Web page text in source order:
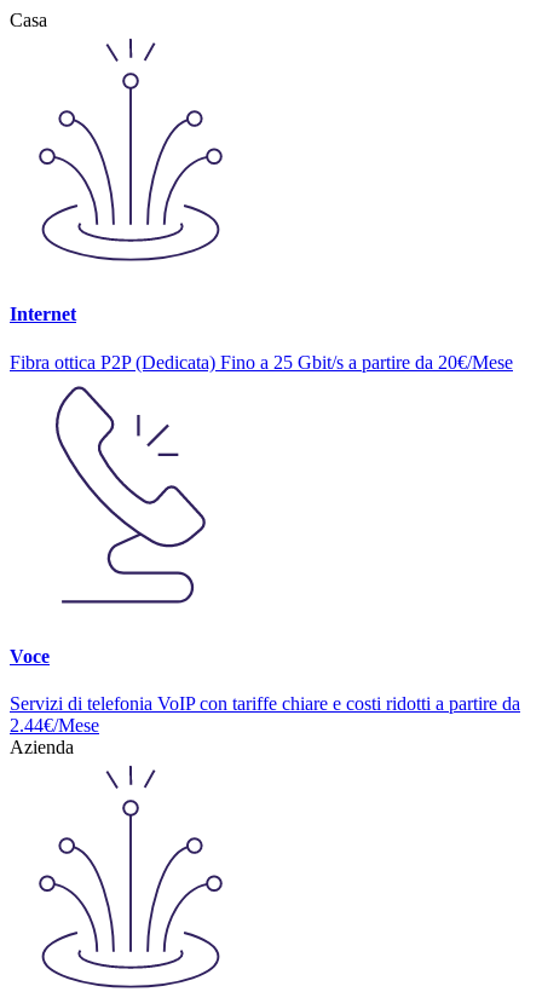
Casa
Internet
Fibra ottica P2P (Dedicata) Fino a 25 Gbit/s a partire da 20€/Mese
Voce
Servizi di telefonia VoIP con tariffe chiare e costi ridotti a partire da
2.44€/Mese
Azienda